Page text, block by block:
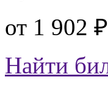
от 1 902 ₽
Найти